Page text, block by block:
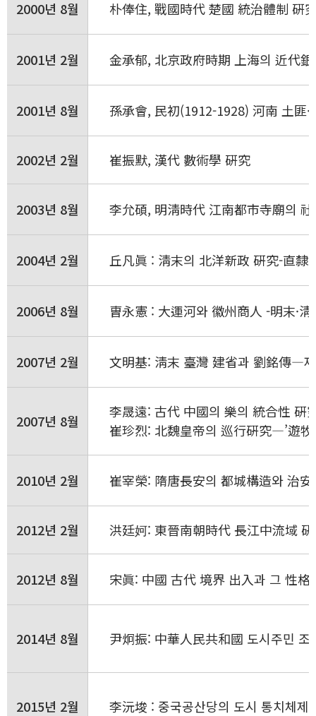
2000년 8월 朴俸住, 戰國時代 楚國 統治體制 硏
2001년 2월 金承郁, 北京政府時期 上海의 近代
2001년 8월 孫承會, 民初(1912-1928) 河南 土匪·
2002년 2월 崔振默, 漢代 數術學 硏究
2003년 8월 李允碩, 明淸時代 江南都市寺廟의
2004년 2월 丘凡眞 : 淸末의 北洋新政 硏究-直隸
2006년 8월 曺永憲 : 大運河와 徽州商人 -明末·淸
2007년 2월 文明基: 淸末 臺灣 建省과 劉銘傳―
2007년 8월
李晟遠: 古代 中國의 樂의 統合性 硏
崔珍烈: 北魏皇帝의 巡行硏究―’遊牧
2010년 2월 崔宰榮: 隋唐長安의 都城構造와 治
2012년 2월 洪廷妸: 東晉南朝時代 長江中流域
2012년 8월 宋眞: 中國 古代 境界 出入과 그 性
2014년 8월 尹炯振: 中華人民共和國 도시주민 조
2015년 2월 李沅埈 : 중국공산당의 도시 통치체